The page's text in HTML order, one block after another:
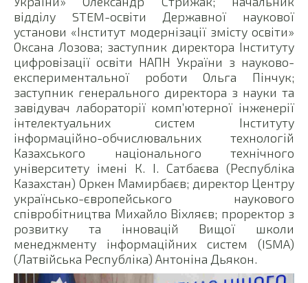
відділу STEM-освіти Державної наукової
установи «Інститут модернізації змісту освіти»
Оксана Лозова; заступник директора Інституту
цифровізації освіти НАПН України з науково-
експериментальної роботи Ольга Пінчук;
заступник генерального директора з науки та
завідувач лабораторії комп’ютерної інженерії
інтелектуальних систем Інституту
інформаційно-обчислювальних технологій
Казахського національного технічного
університету імені К. І. Сатбаєва (Республіка
Казахстан) Оркен Мамирбаєв; директор Центру
українсько-європейського наукового
співробітництва Михайло Віхляєв; проректор з
розвитку та інновацій Вищої школи
менеджменту інформаційних систем (ISMA)
(Латвійська Республіка) Антоніна Дьякон.